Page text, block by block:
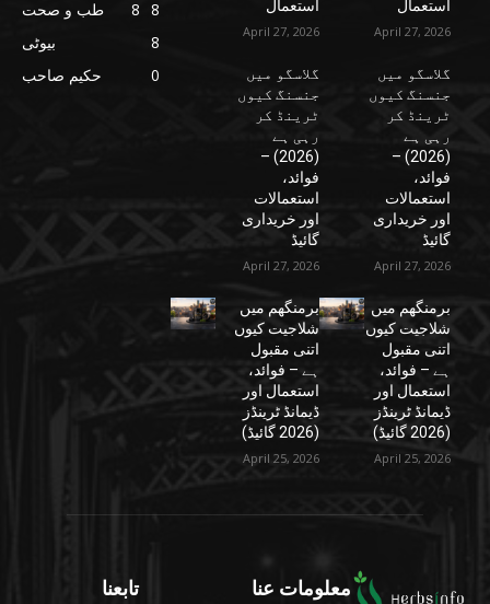
استعمال
April 27, 2026
گلاسگو میں
جنسنگ کیوں
ٹرینڈ کر
رہی ہے
(2026) –
فوائد،
استعمالات
اور خریداری
گائیڈ
April 27, 2026
برمنگھم میں
شلاجیت کیوں
اتنی مقبول
ہے – فوائد،
استعمال اور
ڈیمانڈ ٹرینڈز
(2026 گائیڈ)
April 25, 2026
استعمال
April 27, 2026
گلاسگو میں
جنسنگ کیوں
ٹرینڈ کر
رہی ہے
(2026) –
فوائد،
استعمالات
اور خریداری
گائیڈ
April 27, 2026
برمنگھم میں
شلاجیت کیوں
اتنی مقبول
ہے – فوائد،
استعمال اور
ڈیمانڈ ٹرینڈز
(2026 گائیڈ)
April 25, 2026
8
طب و صحت
8
بیوٹی
8
حکیم صاحب
0
معلومات عنا تابعنا